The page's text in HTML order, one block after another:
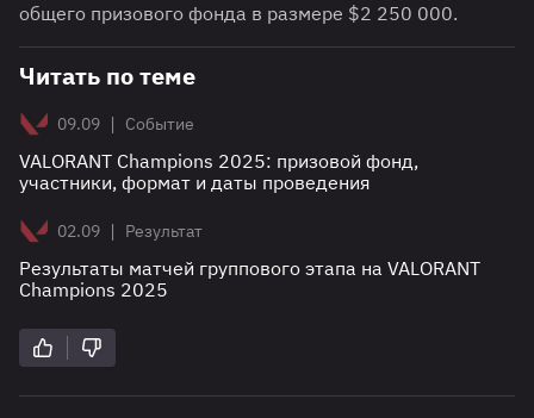
общего призового фонда в размере $2 250 000.
Читать по теме
09.09 | Событие
VALORANT Champions 2025: призовой фонд,
участники, формат и даты проведения
02.09 | Результат
Результаты матчей группового этапа на VALORANT
Champions 2025